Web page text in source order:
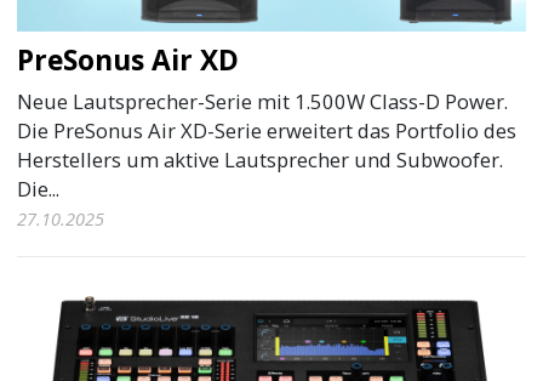
PreSonus Air XD
Neue Lautsprecher-Serie mit 1.500W Class-D Power.
Die PreSonus Air XD-Serie erweitert das Portfolio des
Herstellers um aktive Lautsprecher und Subwoofer.
Die...
27.10.2025